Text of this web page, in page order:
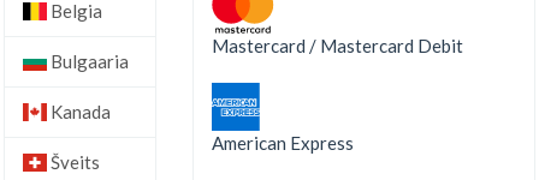
Belgia
Bulgaaria
Kanada
Šveits
Mastercard / Mastercard Debit
American Express